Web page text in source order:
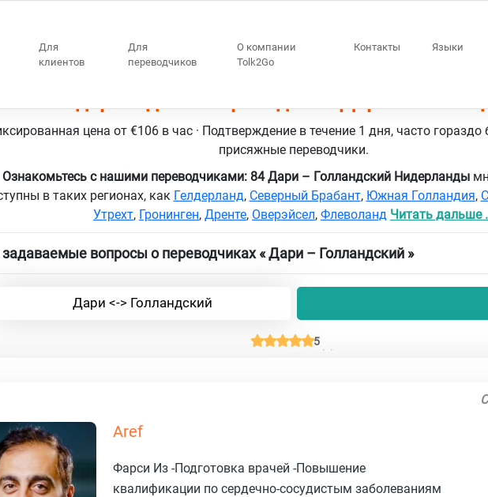
Для
клиентов
Для
переводчиков
О компании
Tolk2Go
Контакты Языки
цена от €106 в час · Подтверждение в течение 1 дня, часто гораздо
присяжные переводчики.
Ознакомьтесь с нашими переводчиками: 84 Дари – Голландский Нидерланды
в таких регионах, как Гелдерланд, Северный Брабант, Южная Голландия,
Утрехт, Гронинген, Дренте, Оверэйсел, Флеволанд Читать дальше
задаваемые вопросы о переводчиках « Дари – Голландский »
Дари <-> Голландский
5
Aref
Фарси Из -Подготовка врачей -Повышение
квалификации по сердечно-сосудистым заболеваниям